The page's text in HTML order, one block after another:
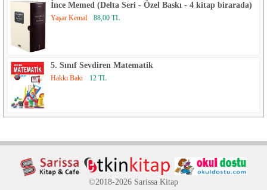
İnce Memed (Delta Seri - Özel Baskı - 4 kitap birarada)
Yaşar Kemal 88,00 TL
5. Sınıf Sevdiren Matematik
Hakkı Baki 12 TL
©2018-2026 Sarissa Kitap